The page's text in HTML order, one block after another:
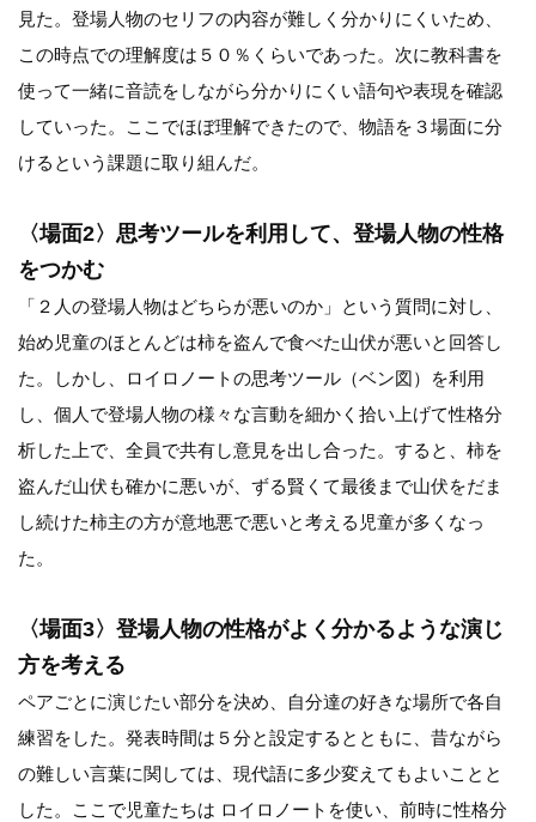
見た。登場人物のセリフの内容が難しく分かりにくいため、
この時点での理解度は５０％くらいであった。次に教科書を
使って一緒に音読をしながら分かりにくい語句や表現を確認
していった。ここでほぼ理解できたので、物語を３場面に分
けるという課題に取り組んだ。
〈場面2〉思考ツールを利用して、登場人物の性格
をつかむ
「２人の登場人物はどちらが悪いのか」という質問に対し、
始め児童のほとんどは柿を盗んで食べた山伏が悪いと回答し
た。しかし、ロイロノートの思考ツール（ベン図）を利用
し、個人で登場人物の様々な言動を細かく拾い上げて性格分
析した上で、全員で共有し意見を出し合った。すると、柿を
盗んだ山伏も確かに悪いが、ずる賢くて最後まで山伏をだま
し続けた柿主の方が意地悪で悪いと考える児童が多くなっ
た。
〈場面3〉登場人物の性格がよく分かるような演じ
方を考える
ペアごとに演じたい部分を決め、自分達の好きな場所で各自
練習をした。発表時間は５分と設定するとともに、昔ながら
の難しい言葉に関しては、現代語に多少変えてもよいことと
した。ここで児童たちは ロイロノートを使い、前時に性格分